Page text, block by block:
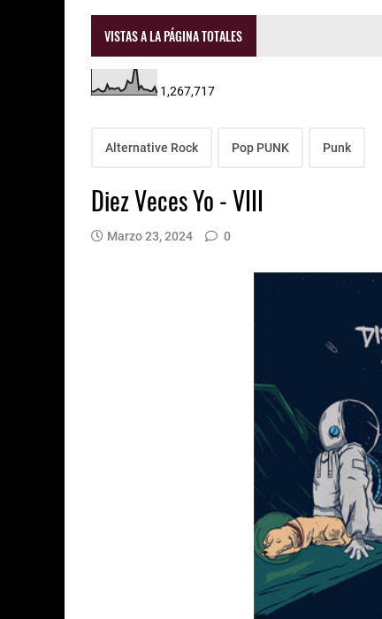
VISTAS A LA PÁGINA TOTALES
1,267,717
Alternative Rock Pop PUNK Punk
Diez Veces Yo - VIII
Marzo 23, 2024 0